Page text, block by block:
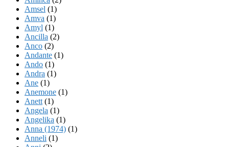
Amsel (1)
Amva (1)
Amyl (1)
Ancilla (2)
Anco (2)
Andante (1)
Ando (1)
Andra (1)
Ane (1)
Anemone (1)
Anett (1)
Angela (1)
Angelika (1)
Anna (1974) (1)
Anneli (1)